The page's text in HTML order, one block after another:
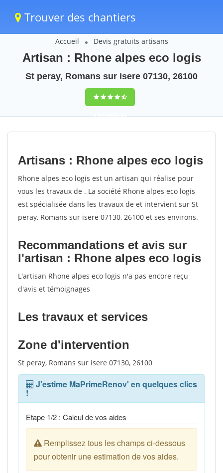
Trouver des chantiers
Accueil Devis gratuits artisans
Artisan : Rhone alpes eco logis
St peray, Romans sur isere 07130, 26100
9,5(100%)35
votes
Artisans : Rhone alpes eco logis
Rhone alpes eco logis est un artisan qui réalise pour
vous les travaux de . La société Rhone alpes eco logis
est spécialisée dans les travaux de et intervient sur St
peray, Romans sur isere 07130, 26100 et ses environs.
Recommandations et avis sur
l'artisan : Rhone alpes eco logis
L'artisan Rhone alpes eco logis n'a pas encore reçu
d'avis et témoignages
Les travaux et services
Zone d'intervention
St peray, Romans sur isere 07130, 26100